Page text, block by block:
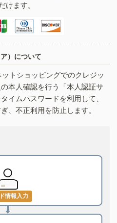
けます。
）について
トショッピングでのクレジッ
本人確認を行う「本人認証サ
イムパスワードを利用して、
、不正利用を防止します。
情報入力